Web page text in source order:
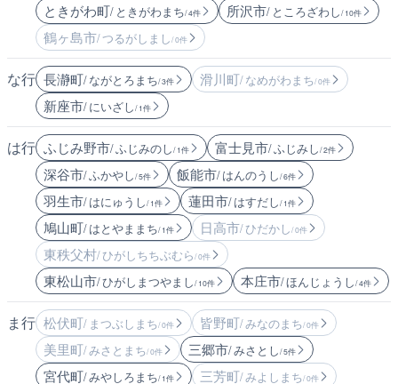
ときがわ町/ ときがわまち/ 4件 所沢市/ ところざわし/ 10件
鶴ヶ島市/ つるがしまし/ 0件
な行 長瀞町/ ながとろまち/ 3件 滑川町/ なめがわまち/ 0件
新座市/ にいざし/ 1件
は行 ふじみ野市/ ふじみのし/ 1件 富士見市/ ふじみし/ 2件
深谷市/ ふかやし/ 5件 飯能市/ はんのうし/ 6件
羽生市/ はにゅうし/ 1件 蓮田市/ はすだし/ 1件
鳩山町/ はとやままち/ 1件 日高市/ ひだかし/ 0件
東秩父村/ ひがしちちぶむら/ 0件
東松山市/ ひがしまつやまし/ 10件 本庄市/ ほんじょうし/ 4件
ま行 松伏町/ まつぶしまち/ 0件 皆野町/ みなのまち/ 0件
美里町/ みさとまち/ 0件 三郷市/ みさとし/ 5件
宮代町/ みやしろまち/ 1件 三芳町/ みよしまち/ 0件